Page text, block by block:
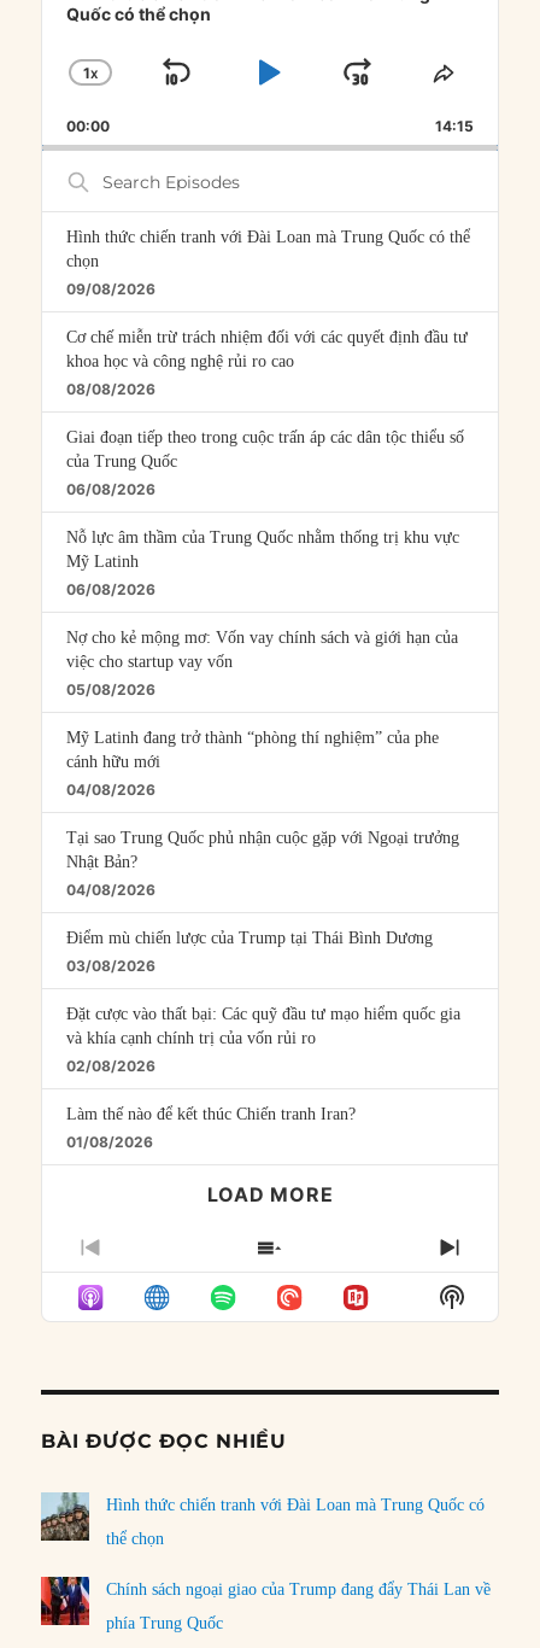
Quốc có thể chọn
CHANGE
RATE
1X
SKIP
PLAYJUMP
FORWARD
SHARE
00:00 14:15
Search
Episodes
Hình thức chiến tranh với Đài Loan mà Trung Quốc có thể
chọn
09/08/2026
Cơ chế miễn trừ trách nhiệm đối với các quyết định đầu tư
khoa học và công nghệ rủi ro cao
08/08/2026
Giai đoạn tiếp theo trong cuộc trấn áp các dân tộc thiểu số
của Trung Quốc
06/08/2026
Nỗ lực âm thầm của Trung Quốc nhằm thống trị khu vực
Mỹ Latinh
06/08/2026
Nợ cho kẻ mộng mơ: Vốn vay chính sách và giới hạn của
việc cho startup vay vốn
05/08/2026
Mỹ Latinh đang trở thành “phòng thí nghiệm” của phe
cánh hữu mới
04/08/2026
Tại sao Trung Quốc phủ nhận cuộc gặp với Ngoại trưởng
Nhật Bản?
04/08/2026
Điểm mù chiến lược của Trump tại Thái Bình Dương
03/08/2026
Đặt cược vào thất bại: Các quỹ đầu tư mạo hiểm quốc gia
và khía cạnh chính trị của vốn rủi ro
02/08/2026
Làm thế nào để kết thúc Chiến tranh Iran?
01/08/2026
LOAD MORE
PREVIOUS
EPISODE
SHOW
EPISODES
LIST
NEXT
Show
Podcast
BÀI ĐƯỢC ĐỌC NHIỀU
Hình thức chiến tranh với Đài Loan mà Trung Quốc có
thể chọn
Chính sách ngoại giao của Trump đang đẩy Thái Lan về
phía Trung Quốc